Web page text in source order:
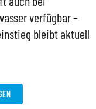
verfügbar –
bleibt aktuell